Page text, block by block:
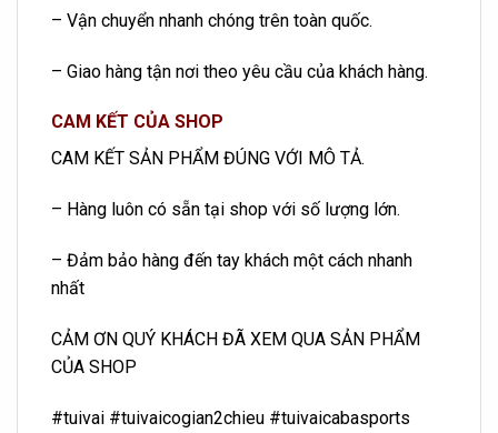
– Vận chuyển nhanh chóng trên toàn quốc.
– Giao hàng tận nơi theo yêu cầu của khách hàng.
CAM KẾT CỦA SHOP
CAM KẾT SẢN PHẨM ĐÚNG VỚI MÔ TẢ.
– Hàng luôn có sẵn tại shop với số lượng lớn.
– Đảm bảo hàng đến tay khách một cách nhanh
nhất
CẢM ƠN QUÝ KHÁCH ĐÃ XEM QUA SẢN PHẨM
CỦA SHOP
#tuivai #tuivaicogian2chieu #tuivaicabasports